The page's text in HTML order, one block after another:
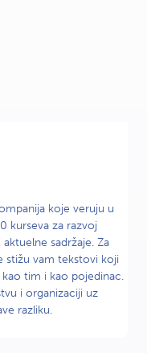
koje veruju u
kurseva za razvoj
sadržaje. Za
stižu vam tekstovi koji
tim i kao pojedinac.
i organizaciji uz
razliku.